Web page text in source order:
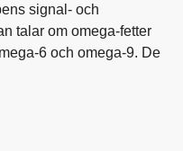
signal- och
talar om omega-fetter
6 och omega-9. De